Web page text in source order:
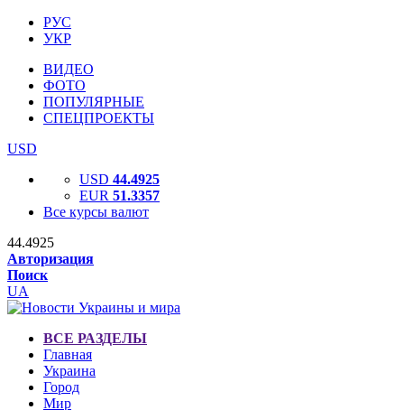
РУС
УКР
ВИДЕО
ФОТО
ПОПУЛЯРНЫЕ
СПЕЦПРОЕКТЫ
USD
USD 44.4925
EUR 51.3357
Все курсы валют
44.4925
Авторизация
Поиск
UA
ВСЕ РАЗДЕЛЫ
Главная
Украина
Город
Мир